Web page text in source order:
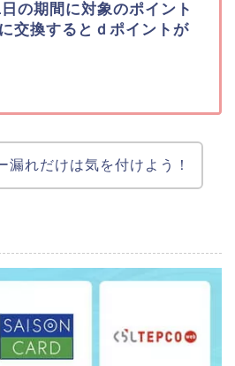
の期間に対象のポイント
交換するとｄポイントが
漏れだけは気を付けよう！